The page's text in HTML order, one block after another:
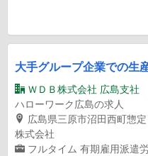
大手グループ企業での生
ＷＤＢ株式会社 広島支社
ハローワーク広島の求人
広島県三原市沼田西町惣
株式会社
フルタイム 有期雇用派遣